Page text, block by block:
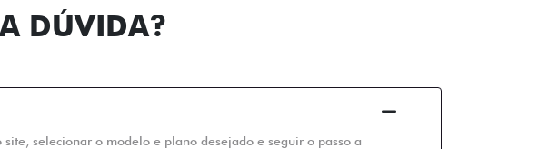
DÚVIDA?
selecionar o modelo e plano desejado e seguir o passo a